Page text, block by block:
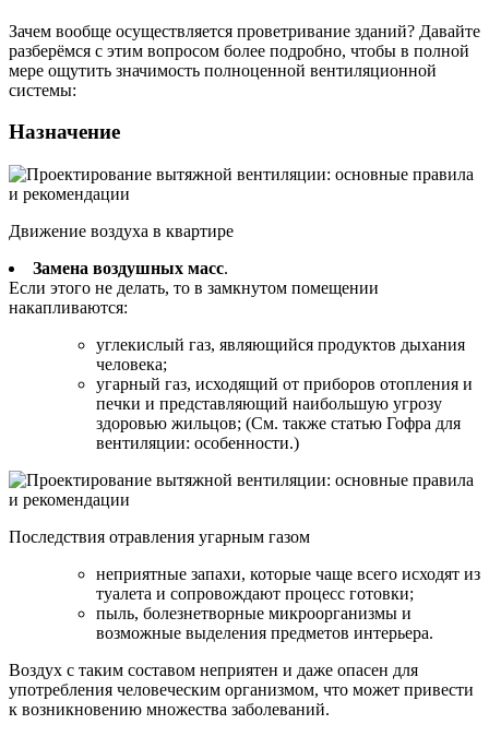
Зачем вообще осуществляется проветривание зданий? Давайте
разберёмся с этим вопросом более подробно, чтобы в полной
мере ощутить значимость полноценной вентиляционной
системы:
Назначение
Движение воздуха в квартире
Замена воздушных масс.
Если этого не делать, то в замкнутом помещении
накапливаются:
углекислый газ, являющийся продуктов дыхания
человека;
угарный газ, исходящий от приборов отопления и
печки и представляющий наибольшую угрозу
здоровью жильцов; (См. также статью Гофра для
вентиляции: особенности.)
Последствия отравления угарным газом
неприятные запахи, которые чаще всего исходят из
туалета и сопровождают процесс готовки;
пыль, болезнетворные микроорганизмы и
возможные выделения предметов интерьера.
Воздух с таким составом неприятен и даже опасен для
употребления человеческим организмом, что может привести
к возникновению множества заболеваний.